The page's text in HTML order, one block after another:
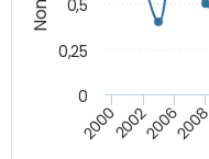
2000200220062008
0
0,25
0,5